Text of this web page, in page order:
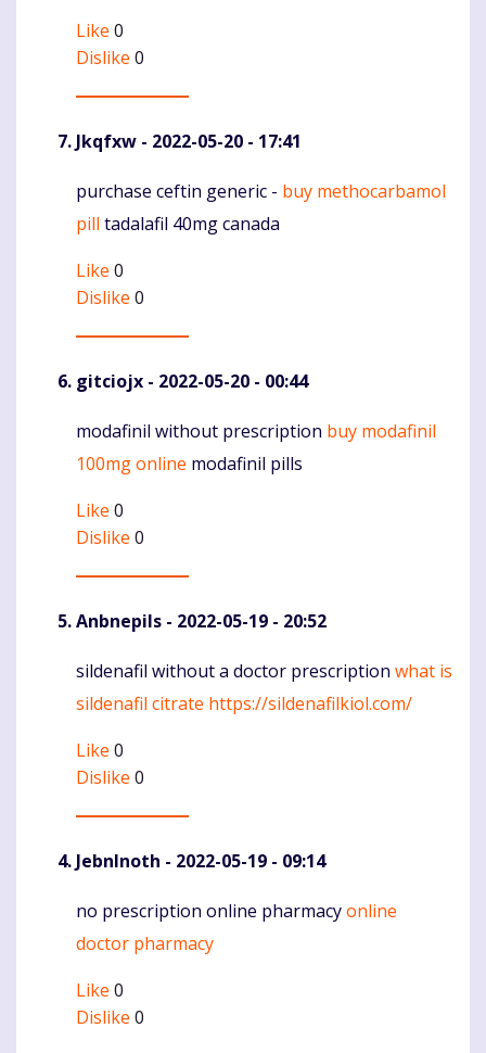
Like 0
Dislike 0
Jkqfxw - 2022-05-20 - 17:41
Komentaras
purchase ceftin generic - buy methocarbamol
pill tadalafil 40mg canada
Like 0
Dislike 0
gitciojx - 2022-05-20 - 00:44
Komentaras
modafinil without prescription buy modafinil
100mg online modafinil pills
Like 0
Dislike 0
Anbnepils - 2022-05-19 - 20:52
Komentaras
sildenafil without a doctor prescription what is
sildenafil citrate https://sildenafilkiol.com/
Like 0
Dislike 0
JebnInoth - 2022-05-19 - 09:14
Komentaras
no prescription online pharmacyonline
doctor pharmacy
Like 0
Dislike 0